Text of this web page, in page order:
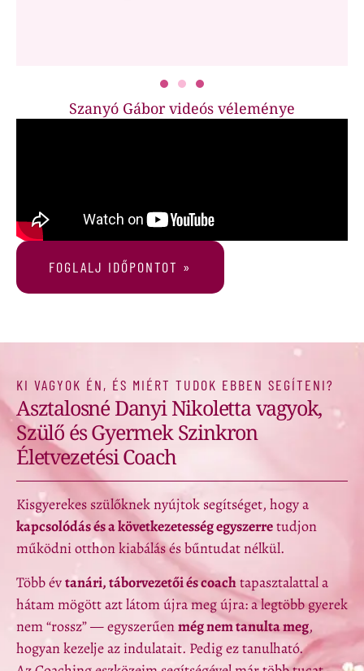
Szanyó Gábor videós véleménye
FOGLALJ IDŐPONTOT »
KI VAGYOK ÉN, ÉS MIÉRT TUDOK EBBEN SEGÍTENI?
Asztalosné Danyi Nikoletta vagyok,
Szülő és Gyermek Szinkron
Életvezetési Coach
Kisgyerekes szülőknek nyújtok segítséget, hogy a
kapcsolódás és a következetesség egyszerretudjon
működni otthon kiabálás és bűntudat nélkül.
Több évtanári, táborvezetői és coachtapasztalattal a
hátam mögött azt látom újra meg újra: a legtöbb gyerek
nem “rossz” — egyszerűenmég nem tanulta meg,
hogyan kezelje az indulatait. Pedig ez tanulható.